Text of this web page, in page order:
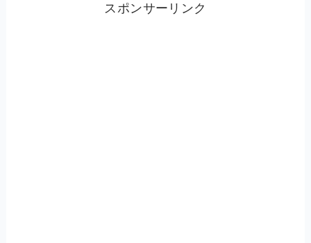
スポンサーリンク